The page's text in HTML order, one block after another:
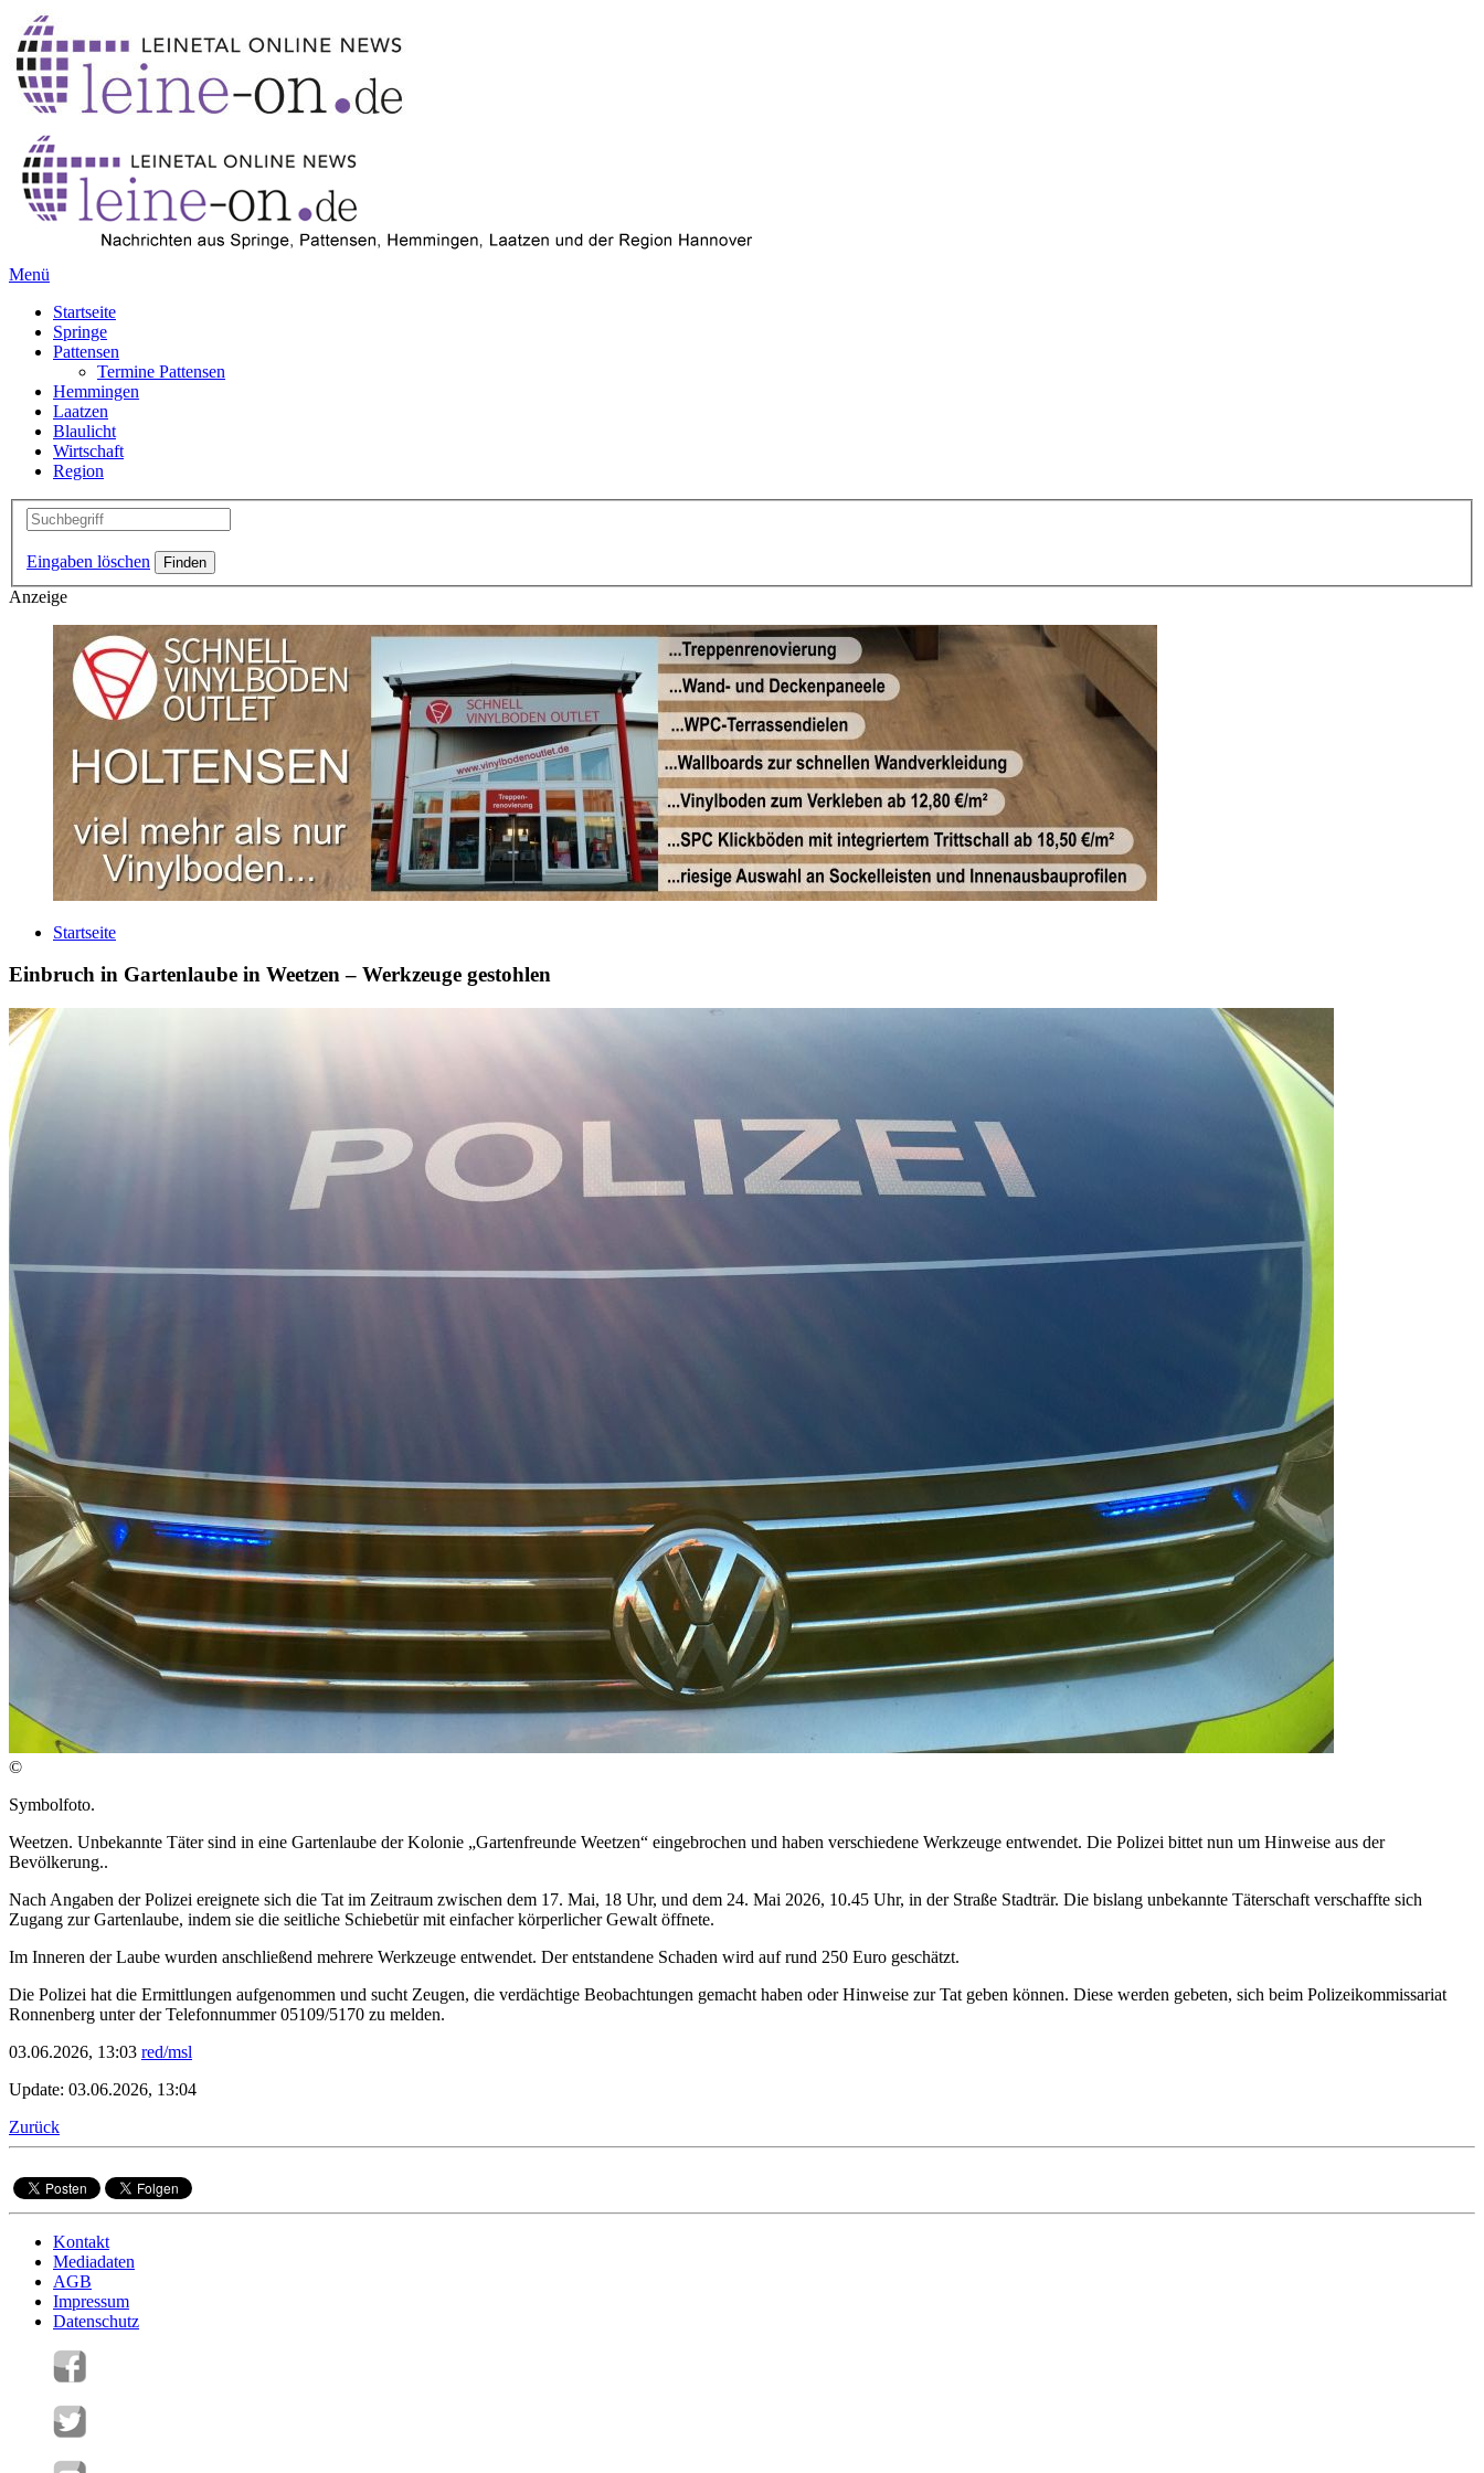
Menü
Startseite
Springe
Pattensen
Termine Pattensen
Hemmingen
Laatzen
Blaulicht
Wirtschaft
Region
Eingaben löschen
Anzeige
Startseite
Einbruch in Gartenlaube in Weetzen – Werkzeuge gestohlen
©
Symbolfoto.
Weetzen. Unbekannte Täter sind in eine Gartenlaube der Kolonie „Gartenfreunde Weetzen“ eingebrochen und haben verschiedene Werkzeuge entwendet. Die Polizei bittet nun um Hinweise aus der
Bevölkerung..
Nach Angaben der Polizei ereignete sich die Tat im Zeitraum zwischen dem 17. Mai, 18 Uhr, und dem 24. Mai 2026, 10.45 Uhr, in der Straße Stadträr. Die bislang unbekannte Täterschaft verschaffte sich
Zugang zur Gartenlaube, indem sie die seitliche Schiebetür mit einfacher körperlicher Gewalt öffnete.
Im Inneren der Laube wurden anschließend mehrere Werkzeuge entwendet. Der entstandene Schaden wird auf rund 250 Euro geschätzt.
Die Polizei hat die Ermittlungen aufgenommen und sucht Zeugen, die verdächtige Beobachtungen gemacht haben oder Hinweise zur Tat geben können. Diese werden gebeten, sich beim Polizeikommissariat
Ronnenberg unter der Telefonnummer 05109/5170 zu melden.
03.06.2026, 13:03 red/msl
Update: 03.06.2026, 13:04
Zurück
Kontakt
Mediadaten
AGB
Impressum
Datenschutz